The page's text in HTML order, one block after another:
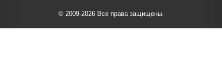
© 2009-2026 Все права защищены.